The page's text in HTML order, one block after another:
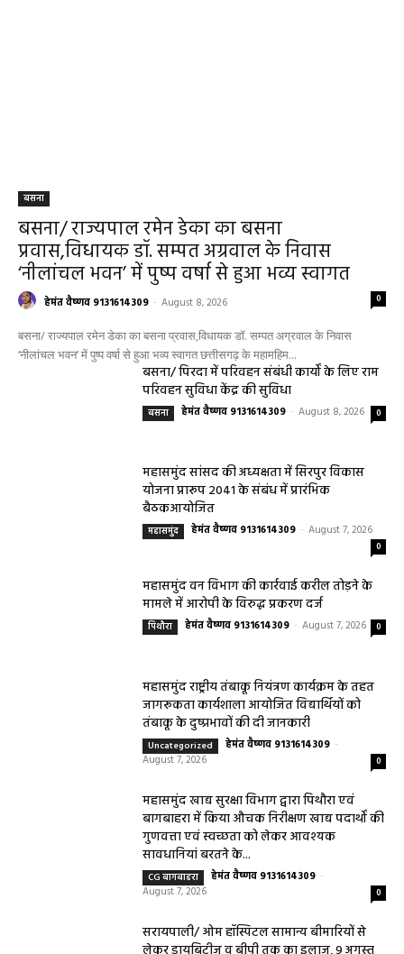
बसना
बसना/ राज्यपाल रमेन डेका का बसना
प्रवास,विधायक डॉ. सम्पत अग्रवाल के निवास
‘नीलांचल भवन’ में पुष्प वर्षा से हुआ भव्य स्वागत
हेमंत वैष्णव 9131614309 - August 8, 2026 0
बसना/ राज्यपाल रमेन डेका का बसना प्रवास,विधायक डॉ. सम्पत अग्रवाल के निवास
‘नीलांचल भवन’ में पुष्प वर्षा से हुआ भव्य स्वागत छत्तीसगढ़ के महामहिम...
बसना/ पिरदा में परिवहन संबंधी कार्यों के लिए राम
परिवहन सुविधा केंद्र की सुविधा
बसना हेमंत वैष्णव 9131614309 - August 8, 2026 0
महासमुंद सांसद की अध्यक्षता में सिरपुर विकास
योजना प्रारूप 2041 के संबंध में प्रारंभिक
बैठकआयोजित
महासमुंद हेमंत वैष्णव 9131614309 - August 7, 2026
0
महासमुंद वन विभाग की कार्रवाई करील तोड़ने के
मामले में आरोपी के विरुद्ध प्रकरण दर्ज
पिथौरा हेमंत वैष्णव 9131614309 - August 7, 2026 0
महासमुंद राष्ट्रीय तंबाकू नियंत्रण कार्यक्रम के तहत
जागरूकता कार्यशाला आयोजित विद्यार्थियों को
तंबाकू के दुष्प्रभावों की दी जानकारी
Uncategorized हेमंत वैष्णव 9131614309 -
August 7, 2026
0
महासमुंद खाद्य सुरक्षा विभाग द्वारा पिथौरा एवं
बागबाहरा में किया औचक निरीक्षण खाद्य पदार्थों की
गुणवत्ता एवं स्वच्छता को लेकर आवश्यक
सावधानियां बरतने के...
CG बागबाहरा हेमंत वैष्णव 9131614309 -
August 7, 2026
0
सरायपाली/ ओम हॉस्पिटल सामान्य बीमारियों से